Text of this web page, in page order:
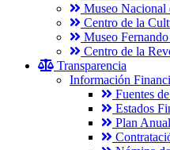
Museo Nacional
Centro de la
Museo
Centro de la
Transparencia
Información
Fuentes
Estados
Plan